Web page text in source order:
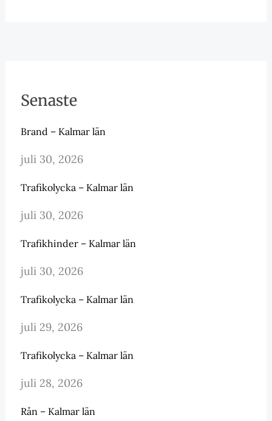
Senaste
Brand – Kalmar län
juli 30, 2026
Trafikolycka – Kalmar län
juli 30, 2026
Trafikhinder – Kalmar län
juli 30, 2026
Trafikolycka – Kalmar län
juli 29, 2026
Trafikolycka – Kalmar län
juli 28, 2026
Rån – Kalmar län